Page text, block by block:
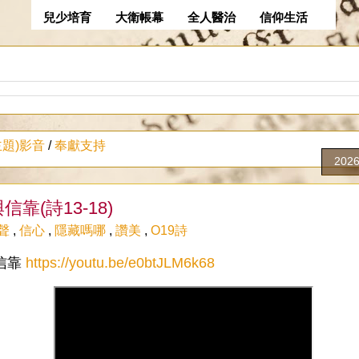
兒少培育 大衛帳幕 全人醫治 信仰生活
題)影音 /奉獻支持
靠(詩13-18)
, 信心 , 隱藏嗎哪 , 讚美 , O19詩
靠 https://youtu.be/e0btJLM6k68